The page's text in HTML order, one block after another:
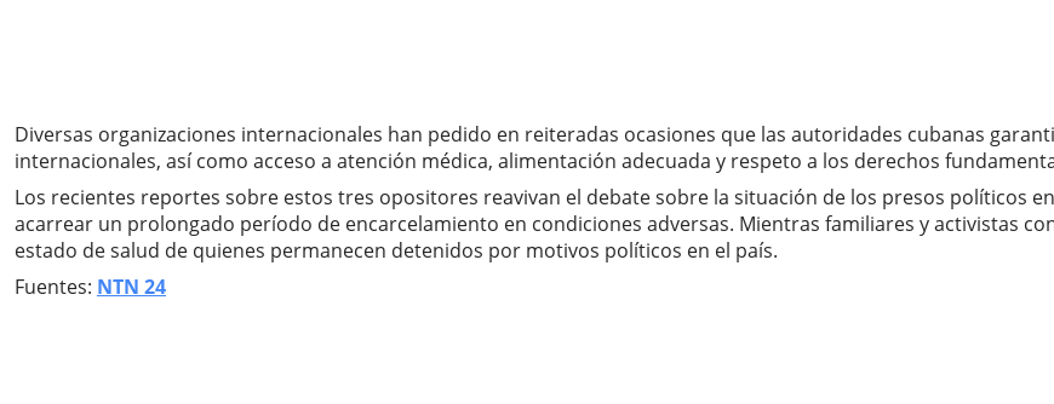
Diversas organizaciones internacionales han pedido en reiteradas ocasiones que las autoridades cubanas
internacionales, así como acceso a atención médica, alimentación adecuada y respeto a los derechos
Los recientes reportes sobre estos tres opositores reavivan el debate sobre la situación de los presos políticos
acarrear un prolongado período de encarcelamiento en condiciones adversas. Mientras familiares y activistas
estado de salud de quienes permanecen detenidos por motivos políticos en el país.
Fuentes: NTN 24